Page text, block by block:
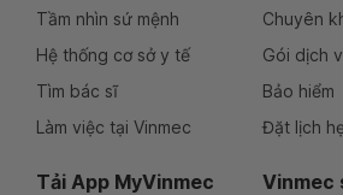
Tầm nhìn sứ mệnh
Hệ thống cơ sở y tế
Tìm bác sĩ
Làm việc tại Vinmec
Chuyên
Gói dịch
Bảo hiểm
Đặt lịch
Tải App MyVinmec Vinmec